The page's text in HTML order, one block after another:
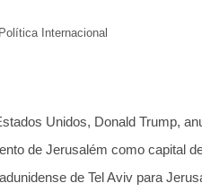
Política Internacional
Unidos, Donald Trump,
de Jerusalém como capital
de Tel Aviv para